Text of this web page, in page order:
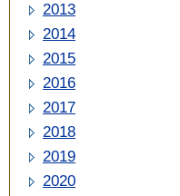
2013
2014
2015
2016
2017
2018
2019
2020